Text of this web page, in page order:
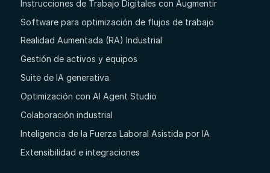
Instrucciones de Trabajo Digitales con Augmentir
Software para optimización de flujos de trabajo
Realidad Aumentada (RA) Industrial
Gestión de activos y equipos
Suite de IA generativa
Optimización con AI Agent Studio
Colaboración industrial
Inteligencia de la Fuerza Laboral Asistida por IA
Extensibilidad e integraciones